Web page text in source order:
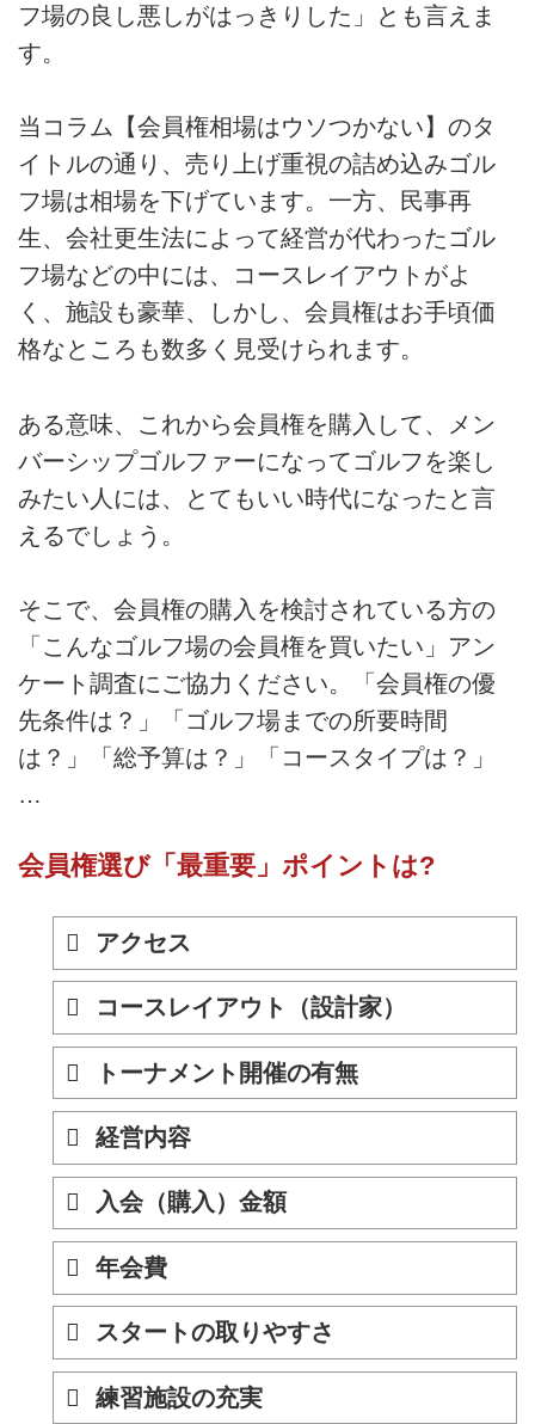
フ場の良し悪しがはっきりした」とも言えま
す。
当コラム【会員権相場はウソつかない】のタ
イトルの通り、売り上げ重視の詰め込みゴル
フ場は相場を下げています。一方、民事再
生、会社更生法によって経営が代わったゴル
フ場などの中には、コースレイアウトがよ
く、施設も豪華、しかし、会員権はお手頃価
格なところも数多く見受けられます。
ある意味、これから会員権を購入して、メン
バーシップゴルファーになってゴルフを楽し
みたい人には、とてもいい時代になったと言
えるでしょう。
そこで、会員権の購入を検討されている方の
「こんなゴルフ場の会員権を買いたい」アン
ケート調査にご協力ください。「会員権の優
先条件は？」「ゴルフ場までの所要時間
は？」「総予算は？」「コースタイプは？」
…
会員権選び「最重要」ポイントは?
アクセス
コースレイアウト（設計家）
トーナメント開催の有無
経営内容
入会（購入）金額
年会費
スタートの取りやすさ
練習施設の充実